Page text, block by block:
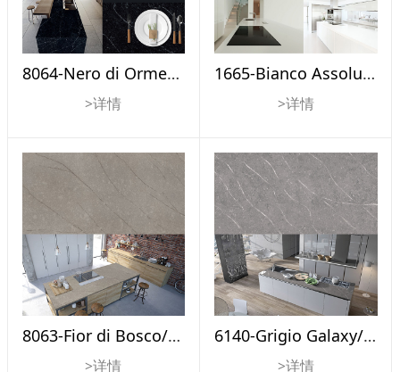
8064-Nero di Ormea/黑白根
>详情
1665-Bianco Assoluto /超白
>详情
8063-Fior di Bosco/意大利沙
>详情
6140-Grigio Galaxy/灰沙
>详情